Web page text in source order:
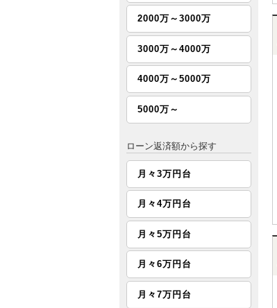
2000万～3000万
3000万～4000万
4000万～5000万
5000万～
ローン返済額から探す
月々3万円台
月々4万円台
月々5万円台
月々6万円台
月々7万円台